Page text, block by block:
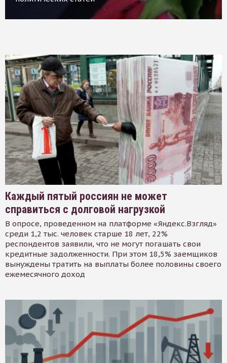
Каждый пятый россиян не может
справиться с долговой нагрузкой
В опросе, проведенном на платформе «Яндекс.Взгляд»
среди 1,2 тыс. человек старше 18 лет, 22%
респондентов заявили, что не могут погашать свои
кредитные задолженности. При этом 18,5% заемщиков
вынуждены тратить на выплаты более половины своего
ежемесячного доход